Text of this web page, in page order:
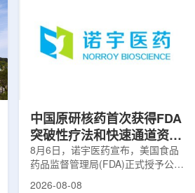
中国原研核药首次获得FDA
突破性疗法和快速通道资格
双重认定
8月6日，诺宇医药宣布，美国食品
药品监督管理局(FDA)正式授予公司
自主研发的68Ga-NYM096突破性疗
2026-08-08